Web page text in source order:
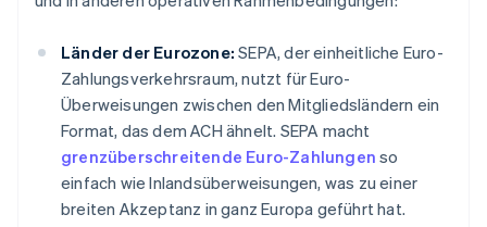
Länder der Eurozone: SEPA, der einheitliche Euro-
Zahlungsverkehrsraum, nutzt für Euro-
Überweisungen zwischen den Mitgliedsländern ein
Format, das dem ACH ähnelt. SEPA macht
grenzüberschreitende Euro-Zahlungen so
einfach wie Inlandsüberweisungen, was zu einer
breiten Akzeptanz in ganz Europa geführt hat.